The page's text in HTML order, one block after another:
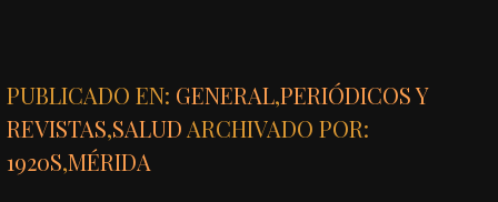
PUBLICADO EN: GENERAL,PERIÓDICOS Y
REVISTAS,SALUD ARCHIVADO POR:
1920S,MÉRIDA